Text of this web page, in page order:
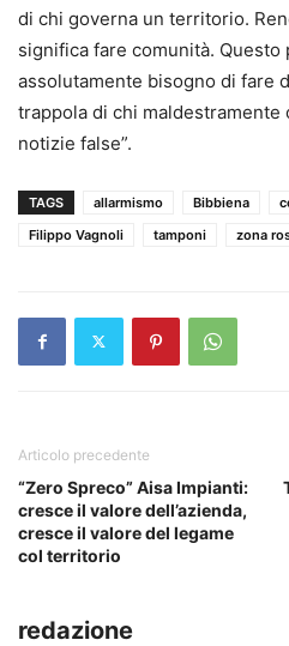
di chi governa un territorio.
significa fare comunità. Questo
assolutamente bisogno di fare
trappola di chi
notizie false”.
TAGS allarmismo Bibbiena
Filippo Vagnoli
tamponi zona
Articolo precedente
“Zero Spreco” Aisa Impianti:
cresce il valore dell’azienda,
cresce il valore del legame
col territorio
redazione